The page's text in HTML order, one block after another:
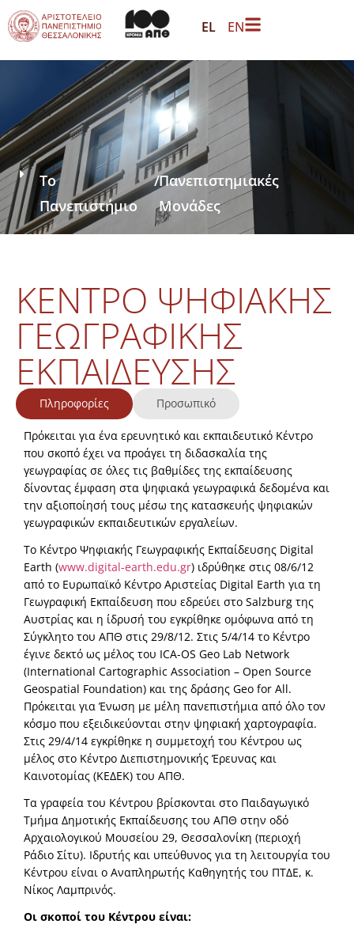
EL EN
Το
Πανεπιστήμιο
/Πανεπιστημιακές
Μονάδες
ΚΈΝΤΡΟ ΨΗΦΙΑΚΉΣ
ΓΕΩΓΡΑΦΙΚΉΣ
ΕΚΠΑΊΔΕΥΣΗΣ
Πληροφορίες Προσωπικό
Πρόκειται για ένα ερευνητικό και εκπαιδευτικό Κέντρο
που σκοπό έχει να προάγει τη διδασκαλία της
γεωγραφίας σε όλες τις βαθμίδες της εκπαίδευσης
δίνοντας έμφαση στα ψηφιακά γεωγραφικά δεδομένα και
την αξιοποίησή τους μέσω της κατασκευής ψηφιακών
γεωγραφικών εκπαιδευτικών εργαλείων.
Το Κέντρο Ψηφιακής Γεωγραφικής Εκπαίδευσης Digital
Earth (www.digital-earth.edu.gr) ιδρύθηκε στις 08/6/12
από το Ευρωπαϊκό Κέντρο Αριστείας Digital Earth για τη
Γεωγραφική Εκπαίδευση που εδρεύει στο Salzburg της
Αυστρίας και η ίδρυσή του εγκρίθηκε ομόφωνα από τη
Σύγκλητο του ΑΠΘ στις 29/8/12. Στις 5/4/14 το Κέντρο
έγινε δεκτό ως μέλος του ICA-OS Geo Lab Network
(International Cartographic Association – Open Source
Geospatial Foundation) και της δράσης Geo for All.
Πρόκειται για Ένωση με μέλη πανεπιστήμια από όλο τον
κόσμο που εξειδικεύονται στην ψηφιακή χαρτογραφία.
Στις 29/4/14 εγκρίθηκε η συμμετοχή του Κέντρου ως
μέλος στο Κέντρο Διεπιστημονικής Έρευνας και
Καινοτομίας (ΚΕΔΕΚ) του ΑΠΘ.
Τα γραφεία του Κέντρου βρίσκονται στο Παιδαγωγικό
Τμήμα Δημοτικής Εκπαίδευσης του ΑΠΘ στην οδό
Αρχαιολογικού Μουσείου 29, Θεσσαλονίκη (περιοχή
Ράδιο Σίτυ). Ιδρυτής και υπεύθυνος για τη λειτουργία του
Κέντρου είναι ο Αναπληρωτής Καθηγητής του ΠΤΔΕ, κ.
Νίκος Λαμπρινός.
Οι σκοποί του Κέντρου είναι: